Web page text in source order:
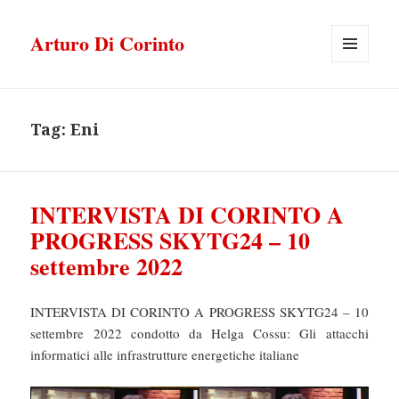
Arturo Di Corinto
Tag:Eni
INTERVISTA DI CORINTO A
PROGRESS SKYTG24 – 10
settembre 2022
INTERVISTA DI CORINTO A PROGRESS SKYTG24 – 10
settembre 2022 condotto da Helga Cossu: Gli attacchi
informatici alle infrastrutture energetiche italiane